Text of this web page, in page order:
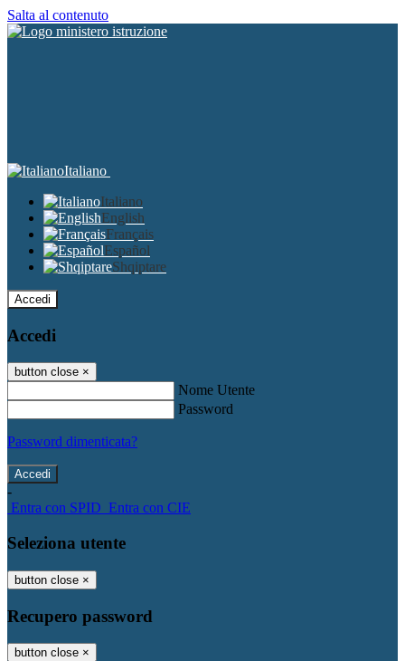
Salta al contenuto
Italiano
Italiano
English
Français
Español
Shqiptare
Accedi
Accedi
button close ×
Nome Utente
Password
Password dimenticata?
-
Entra con SPID Entra con CIE
Seleziona utente
button close ×
Recupero password
button close ×